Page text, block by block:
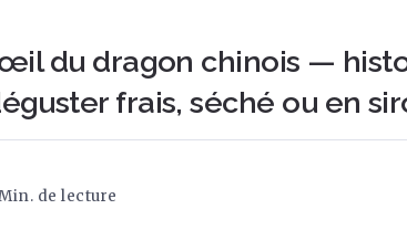
du dragon chinois —
frais, séché ou en
de lecture